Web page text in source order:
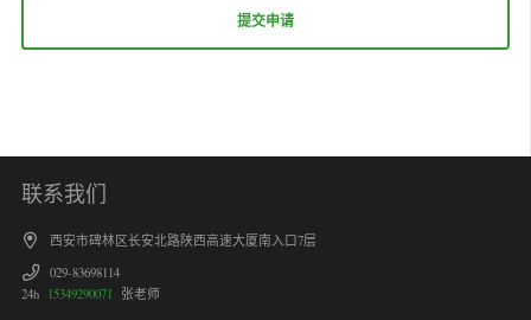
联系我们
西安市碑林区长安北路陕西高速大厦南入口7层
029-83698114
24h
15349290071 张老师